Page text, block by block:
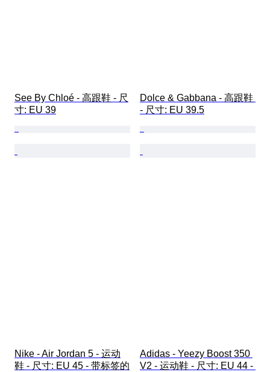
See By Chloé - 高跟鞋 - 尺
寸: EU 39
Dolce & Gabbana - 高跟鞋
- 尺寸: EU 39.5
Nike - Air Jordan 5 - 运动
鞋 - 尺寸: EU 45 - 带标签的
Adidas - Yeezy Boost 350
V2 - 运动鞋 - 尺寸: EU 44 -